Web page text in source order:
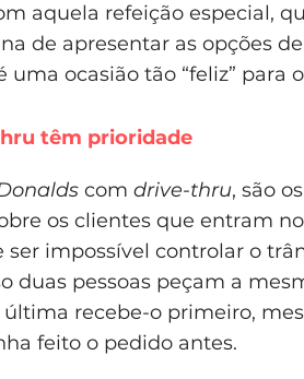
aquela refeição especial,
de apresentar as opções
uma ocasião tão “feliz” para
têm prioridade
com drive-thru, são
os clientes que entram
ser impossível controlar o
duas pessoas peçam a
última recebe-o primeiro,
feito o pedido antes.